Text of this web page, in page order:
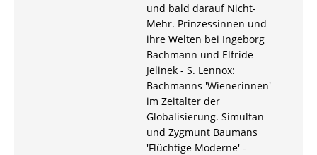
und bald darauf Nicht-
Mehr. Prinzessinnen und
ihre Welten bei Ingeborg
Bachmann und Elfride
Jelinek - S. Lennox:
Bachmanns 'Wienerinnen'
im Zeitalter der
Globalisierung. Simultan
und Zygmunt Baumans
'Flüchtige Moderne' -